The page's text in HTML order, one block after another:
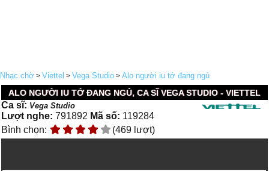
Nhạc chờ > Viettel > Vega Studio > Alo người iu tớ đang ngủ
ALO NGƯỜI IU TỚ ĐANG NGỦ, CA SĨ VEGA STUDIO - VIETTEL
Ca sĩ: Vega Studio
Lượt nghe: 791892 Mã số: 119284
Bình chọn:
(469 lượt)